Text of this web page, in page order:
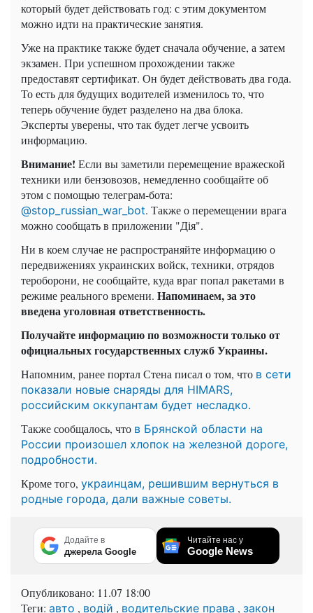
который будет действовать год: с этим документом
можно идти на практические занятия.
Уже на практике также будет сначала обучение, а затем
экзамен. При успешном прохождении также
предоставят сертификат. Он будет действовать два года.
То есть для будущих водителей изменилось то, что
теперь обучение будет разделено на два блока.
Эксперты уверены, что так будет легче усвоить
информацию.
Внимание! Если вы заметили перемещение вражеской
техники или бензовозов, немедленно сообщайте об
этом с помощью телеграм-бота:
@stop_russian_war_bot. Также о перемещении врага
можно сообщать в приложении "Дія".
Ни в коем случае не распространяйте информацию о
передвижениях украинских войск, техники, отрядов
тероборони, не сообщайте, куда враг попал ракетами в
режиме реального времени. Напоминаем, за это
введена уголовная ответственность.
Получайте информацию по возможности только от
официальных государственных служб Украины.
Напомним, ранее портал Стена писал о том, что в сети
показали новые снаряды для HIMARS,
российским оккупантам будет несладко.
Также сообщалось, что в Брянской области на
России произошел хлопок на железной дороге,
подробности.
Кроме того, украинцам, решившим вернуться в
родные города, дали важные советы.
Додайте в
джерела Google
Читайте нас у
Google News
Опубликовано: 11.07 18:00
Теги: авто , водій , водительские права , закон